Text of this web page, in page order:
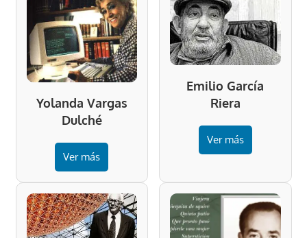
Yolanda Vargas
Dulché
Ver más
Emilio García
Riera
Ver más